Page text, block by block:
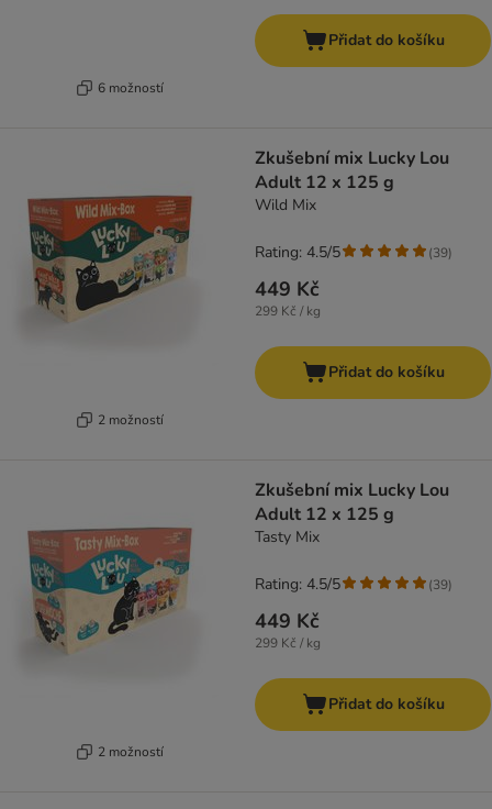
6 možností
Přidat do košíku
2 možností
Zkušební mix Lucky Lou
Adult 12 x 125 g
Wild Mix
449 Kč
299 Kč / kg
Rating: 4.5/5 (39)
Přidat do košíku
2 možností
Zkušební mix Lucky Lou
Adult 12 x 125 g
Tasty Mix
449 Kč
299 Kč / kg
Rating: 4.5/5 (39)
Přidat do košíku